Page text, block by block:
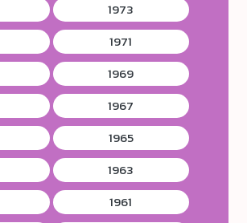
1973
1971
1969
1967
1965
1963
1961